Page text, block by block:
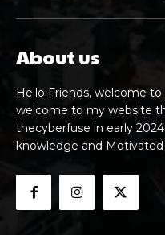
About us
Hello Friends, welcome
welcome to my website
thecyberfuse in early
knowledge and Motivated